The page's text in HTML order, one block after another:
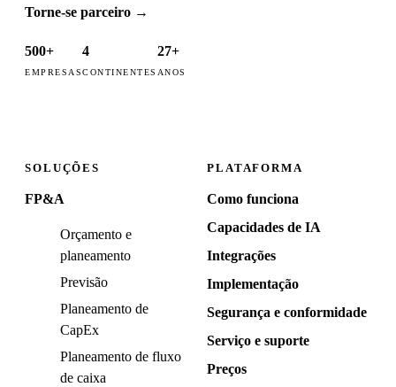
Torne-se parceiro →
500+
EMPRESAS
4
CONTINENTES
27+
ANOS
SOLUÇÕES
FP&A
Orçamento e
planeamento
Previsão
Planeamento de
CapEx
Planeamento de fluxo
de caixa
PLATAFORMA
Como funciona
Capacidades de IA
Integrações
Implementação
Segurança e conformidade
Serviço e suporte
Preços